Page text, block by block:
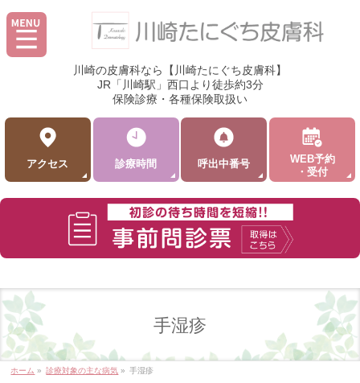
川崎の皮膚科なら【川崎たにぐち皮膚科】
JR「川崎駅」西口より徒歩約3分
保険診療・各種保険取扱い
アクセス 診療時間 呼出中番号
WEB予約
・受付
手湿疹
ホーム » 診療対象の主な病気 » 手湿疹